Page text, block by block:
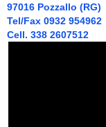
97016 Pozzallo (RG)
Tel/Fax 0932 954962
Cell. 338 2607512